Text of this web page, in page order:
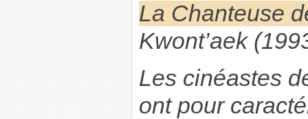
La Chanteuse
Kwont’aek
Les cinéastes
ont pour